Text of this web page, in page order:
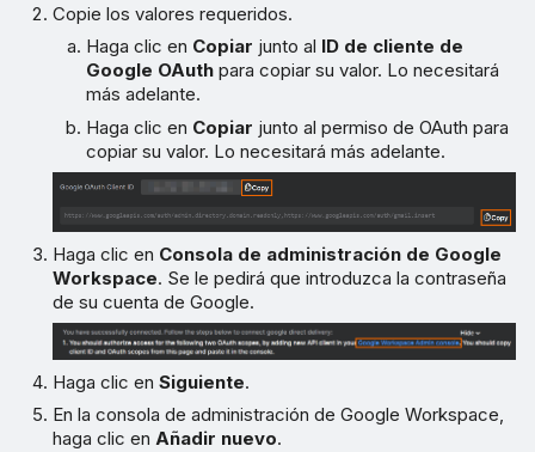
Copie los valores requeridos.
Haga clic en Copiar junto al ID de cliente de
Google OAuth para copiar su valor. Lo necesitará
más adelante.
Haga clic en Copiar junto al permiso de OAuth para
copiar su valor. Lo necesitará más adelante.
Haga clic en Consola de administración de Google
Workspace. Se le pedirá que introduzca la contraseña
de su cuenta de Google.
Haga clic enSiguiente.
En la consola de administración de Google Workspace,
haga clic enAñadir nuevo.